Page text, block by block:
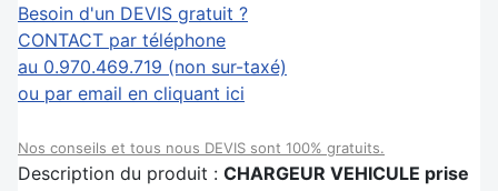
Besoin d'un DEVIS gratuit ?
CONTACT par téléphone
au 0.970.469.719 (non sur-taxé)
ou par email en cliquant ici
Nos conseils et tous nous DEVIS sont 100% gratuits.
Description du produit : CHARGEUR VEHICULE prise